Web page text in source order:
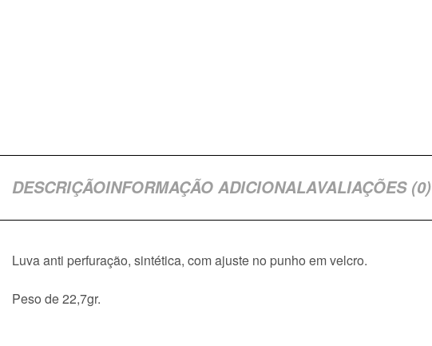
DESCRIÇÃOINFORMAÇÃO ADICIONALAVALIAÇÕES (0)
Luva anti perfuração, sintética, com ajuste no punho em velcro.
Peso de 22,7gr.